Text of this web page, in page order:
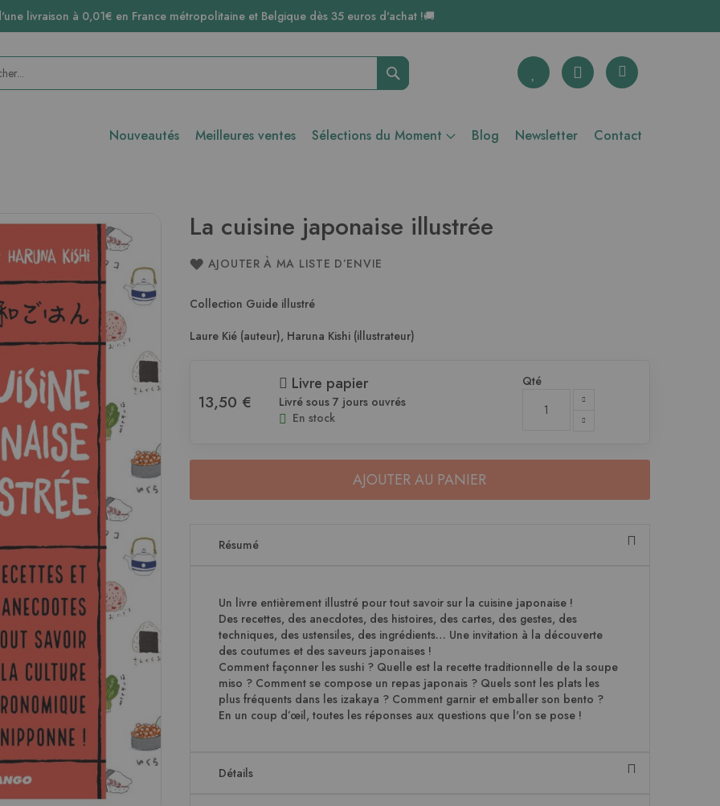
livraison à 0,01€ en France métropolitaine et Belgique dès 35 euros d'achat !🚚
Rechercher
Nouveautés Meilleures ventes Sélections du Moment Blog Newsletter Contact
La cuisine japonaise illustrée
AJOUTER À MA LISTE D’ENVIE
Collection Guide illustré
Laure Kié (auteur), Haruna Kishi (illustrateur)
13,50 €
Livre papier
Livré sous 7 jours ouvrés
En stock
Qté
AJOUTER AU PANIER
Résumé
Un livre entièrement illustré pour tout savoir sur la cuisine japonaise !
Des recettes, des anecdotes, des histoires, des cartes, des gestes, des
techniques, des ustensiles, des ingrédients… Une invitation à la découverte
des coutumes et des saveurs japonaises !
Comment façonner les sushi ? Quelle est la recette traditionnelle de la soupe
miso ? Comment se compose un repas japonais ? Quels sont les plats les
plus fréquents dans les izakaya ? Comment garnir et emballer son bento ?
En un coup d’œil, toutes les réponses aux questions que l'on se pose !
Détails